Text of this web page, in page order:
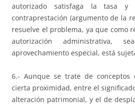
autorizado satisfaga la tasa
contraprestación (argumento de la
resuelve el problema, ya que como
autorización
aprovechamiento especial, está
6.- Aunque se trate de conceptos
cierta proximidad, entre el
alteración patrimonial, y el de